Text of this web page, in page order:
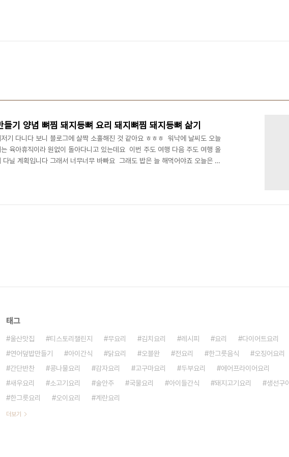
들기 양념 뼈찜 돼지등뼈 요리 돼지뼈찜 돼지등뼈 삶기
기 다니다 보니 블로그에 살짝 소홀해진 것 같아요 ㅎㅎㅎ ​ 워낙에 날씨도 오늘
육아휴직이라 원없이 돌아다니고 있는데요 ​ 이번 주도 여행 다음 주도 여행 올
다닐 계획입니다 그래서 너무너무 바빠요 ​ 그래도 밥은 늘 해먹어야죠 오늘은 저
라고 할까 저렴한 한 끼로 딱 좋아요 ■재료■ 등뼈 2kg, 양파, 월계수잎, 통후추
, 생강 약간, 굴 소스 2스..
태그
울산맛집 티스토리챌린지 무요리 김치요리 레시피 요리
다이어트요리
연어덮밥만들기
아이간식 닭요리 오블완 전요리 한그릇음식
오징어요리
간단반찬
콩나물요리 감자요리 고구마요리 두부요리
에어프라이어요리
새우요리
소고기요리 술안주 국물요리 아이들간식 돼지고기요리
생선구이
한그릇요리
오이요리 계란요리
더보기